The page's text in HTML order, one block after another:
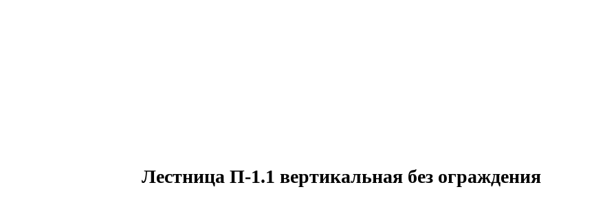
Лестница П-1.1 вертикальная без ограждения